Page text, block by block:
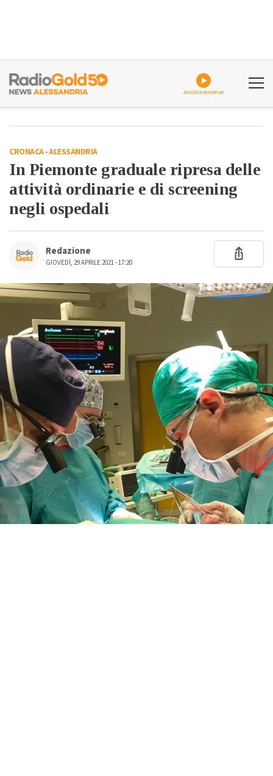
ASCOLTA GOLDPLAY
CRONACA-ALESSANDRIA
In Piemonte graduale ripresa delle
attività ordinarie e di screening
negli ospedali
Redazione
GIOVEDÌ, 29 APRILE 2021 - 17:20